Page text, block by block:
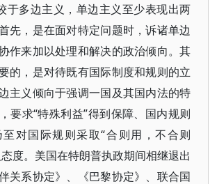
于多边主义，单边主义至少表现出两
先，是在面对特定问题时，诉诸单边
作来加以处理和解决的政治倾向。其
的，是对待既有国际制度和规则的立
主义倾向于强调一国及其国内法的特
要求“特殊利益”得到保障、国内规则
对国际规则采取“合则用，不合则
度。美国在特朗普执政期间相继退出
关系协定》、《巴黎协定》、联合国